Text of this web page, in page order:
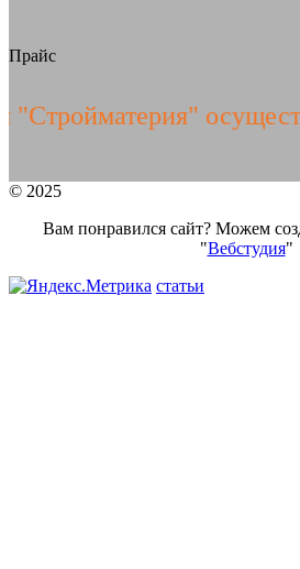
Прайс
© 2025
Вам понравился сайт? Можем
"Вебстудия"
статьи